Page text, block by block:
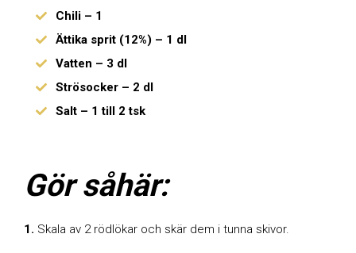
Chili – 1
Ättika sprit (12%) – 1 dl
Vatten – 3 dl
Strösocker – 2 dl
Salt – 1 till 2 tsk
Gör såhär:
1. Skala av 2 rödlökar och skär dem i tunna skivor.